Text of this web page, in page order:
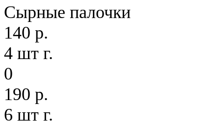
Сырные палочки
140 р.
4 шт г.
0
190 р.
6 шт г.